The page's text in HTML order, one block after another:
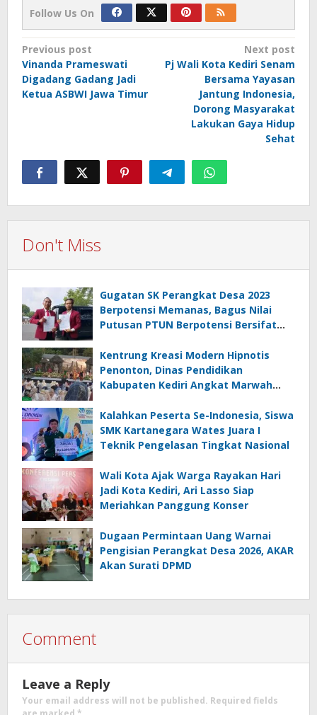
Follow Us On
Post
navigation
Previous post
Vinanda Prameswati
Digadang Gadang Jadi
Ketua ASBWI Jawa Timur
Next post
Pj Wali Kota Kediri Senam
Bersama Yayasan
Jantung Indonesia,
Dorong Masyarakat
Lakukan Gaya Hidup
Sehat
Don't Miss
Gugatan SK Perangkat Desa 2023
Berpotensi Memanas, Bagus Nilai
Putusan PTUN Berpotensi Bersifat
Kentrung Kreasi Modern Hipnotis
Penonton, Dinas Pendidikan
Kabupaten Kediri Angkat Marwah
Kalahkan Peserta Se-Indonesia, Siswa
SMK Kartanegara Wates Juara I
Teknik Pengelasan Tingkat Nasional
Wali Kota Ajak Warga Rayakan Hari
Jadi Kota Kediri, Ari Lasso Siap
Meriahkan Panggung Konser
Dugaan Permintaan Uang Warnai
Pengisian Perangkat Desa 2026, AKAR
Akan Surati DPMD
Comment
Leave a Reply
Your email address will not be published. Required fields